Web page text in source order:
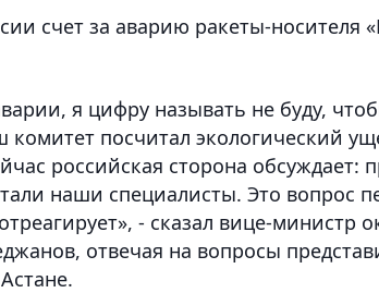
счет за аварию ракеты-носителя
я цифру называть не буду,
посчитал экологический
российская сторона обсуждает:
наши специалисты. Это вопрос
- сказал вице-
отвечая на вопросы